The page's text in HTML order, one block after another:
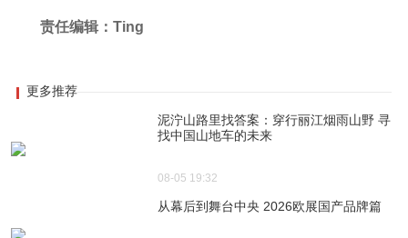
责任编辑：Ting
更多推荐
泥泞山路里找答案：穿行丽江烟雨山野 寻
找中国山地车的未来
08-05 19:32
从幕后到舞台中央 2026欧展国产品牌篇